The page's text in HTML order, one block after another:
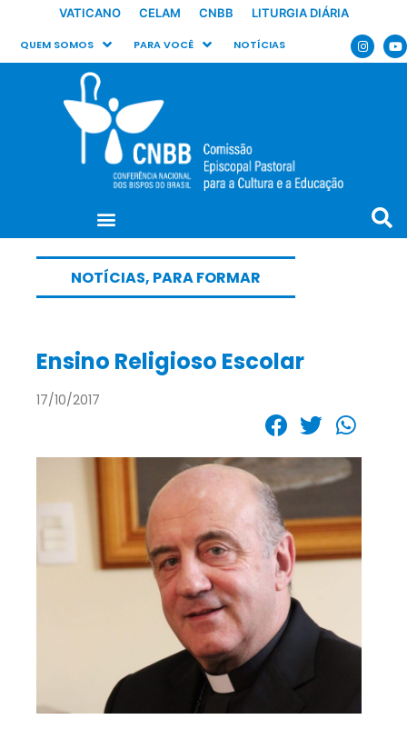
VATICANO CELAM CNBB LITURGIA DIÁRIA
QUEM SOMOS PARA VOCÊ NOTÍCIAS
NOTÍCIAS, PARA FORMAR
Ensino Religioso Escolar
17/10/2017